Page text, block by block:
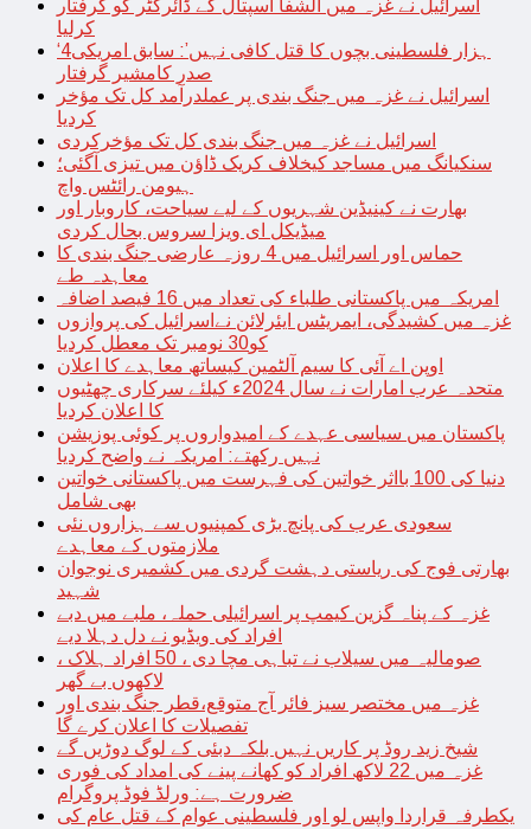
اسرائیل نے غزہ میں الشفا اسپتال کے ڈائرکٹر کو گرفتار
کرلیا
‘4ہزار فلسطینی بچوں کا قتل کافی نہیں’: سابق امریکی
صدر کامشیر گرفتار
اسرائیل نے غزہ میں جنگ بندی پر عملدرآمد کل تک مؤخر
کردیا
اسرائیل نے غزہ میں جنگ بندی کل تک مؤخرکردی
سنکیانگ میں مساجد کیخلاف کریک ڈاؤن میں تیزی آگئی؛
ہیومن رائٹس واچ
بھارت نے کینیڈین شہریوں کے لیے سیاحت، کاروبار اور
میڈیکل ای ویزا سروس بحال کردی
حماس اور اسرائیل میں 4 روزہ عارضی جنگ بندی کا
معاہدہ طے
امریکہ میں پاکستانی طلباء کی تعداد میں 16 فیصد اضافہ
غزہ میں کشیدگی، ایمریٹس ایئرلائن نےاسرائیل کی پروازوں
کو30 نومبر تک معطل کردیا
اوپن اے آئی کا سیم آلٹمین کیساتھ معاہدے کا اعلان
متحدہ عرب امارات نے سال 2024ء کیلئے سرکاری چھٹیوں
کا اعلان کردیا
پاکستان میں سیاسی عہدے کے امیدواروں پر کوئی پوزیشن
نہیں رکھتے: امریکہ نے واضح کردیا
دنیا کی 100 بااثر خواتین کی فہرست میں پاکستانی خواتین
بھی شامل
سعودی عرب کی پانچ بڑی کمپنیوں سے ہزاروں نئی
ملازمتوں کے معاہدے
بھارتی فوج کی ریاستی دہشت گردی میں کشمیری نوجوان
شہید
غزہ کے پناہ گزین کیمپ پر اسرائیلی حملہ، ملبے میں دبے
افراد کی ویڈیو نے دل دہلا دیے
صومالیہ میں سیلاب نے تباہی مچا دی ، 50 افراد ہلاک ،
لاکھوں بے گھر
غزہ میں مختصر سیز فائر آج متوقع،قطر جنگ بندی اور
تفصیلات کا اعلان کرے گا
شیخ زید روڈ پر کاریں نہیں بلکہ دبئی کے لوگ دوڑیں گے
غزہ میں 22 لاکھ افراد کو کھانے پینے کی امداد کی فوری
ضرورت ہے: ورلڈ فوڈ پروگرام
یکطرفہ قراردا واپس لو اور فلسطینی عوام کے قتل عام کی